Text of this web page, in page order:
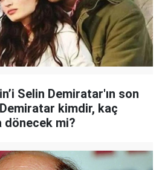
Selin Demiratar'ın son
kimdir, kaç
dönecek mi?